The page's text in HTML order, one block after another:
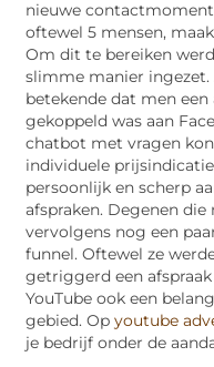
nieuwe
oftewel 5 mensen,
Om dit te bereiken
slimme manier ingezet.
betekende dat men
gekoppeld was aan
chatbot met vragen
individuele
persoonlijk en scherp
afspraken. Degenen
vervolgens nog een
funnel. Oftewel ze
getriggerd een
YouTube ook een
gebied. Opyoutube
je bedrijf onder de